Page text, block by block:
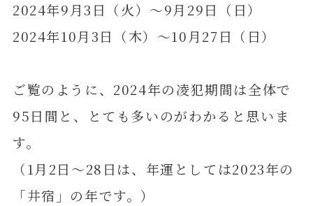
2024年9月3日（火）～9月29日（日）
2024年10月3日（木）～10月27日（日）
ご覧のように、2024年の凌犯期間は全体で
95日間と、とても多いのがわかると思いま
す。
（1月2日～28日は、年運としては2023年の
「井宿」の年です。）